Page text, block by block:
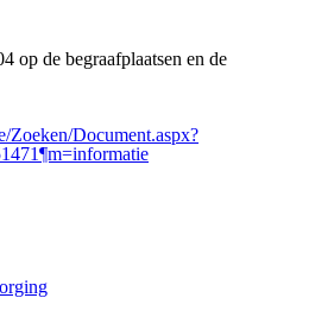
op de begraafplaatsen en de
Zoeken/Document.aspx?